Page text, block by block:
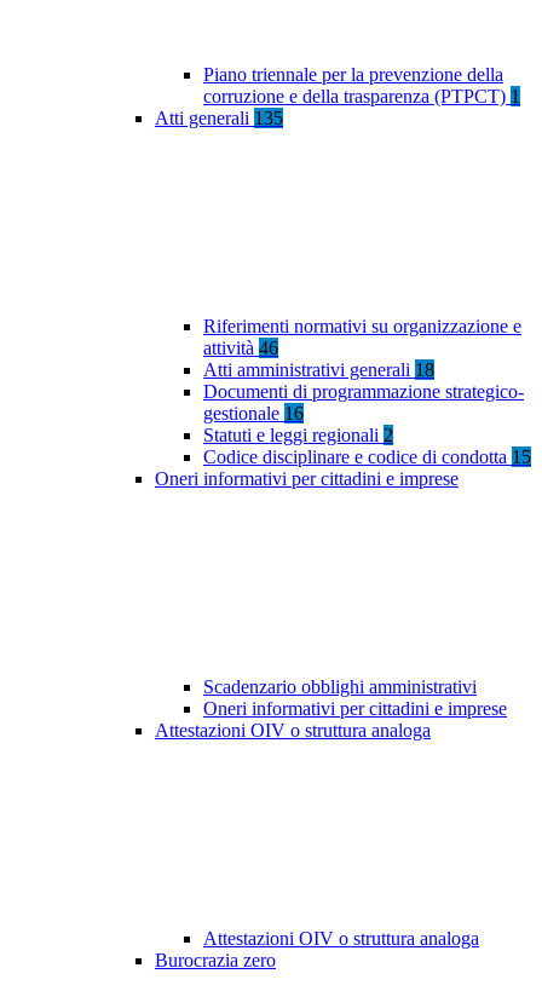
Piano triennale per la prevenzione della
corruzione e della trasparenza (PTPCT) 1
Atti generali 135
Riferimenti normativi su organizzazione e
attività 46
Atti amministrativi generali 18
Documenti di programmazione strategico-
gestionale 16
Statuti e leggi regionali 2
Codice disciplinare e codice di condotta 15
Oneri informativi per cittadini e imprese
Scadenzario obblighi amministrativi
Oneri informativi per cittadini e imprese
Attestazioni OIV o struttura analoga
Attestazioni OIV o struttura analoga
Burocrazia zero